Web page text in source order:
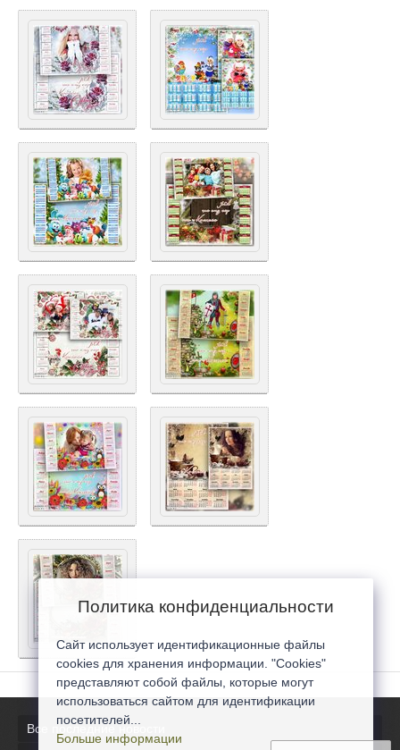
Все последние новости
Политика конфиденциальности
Сайт использует идентификационные файлы
cookies для хранения информации. "Cookies"
представляют собой файлы, которые могут
использоваться сайтом для идентификации
посетителей...
Больше информации